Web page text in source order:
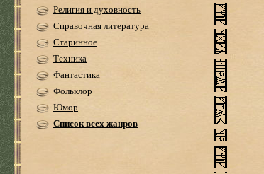
Религия и духовность
Справочная литература
Старинное
Техника
Фантастика
Фольклор
Юмор
Список всех жанров